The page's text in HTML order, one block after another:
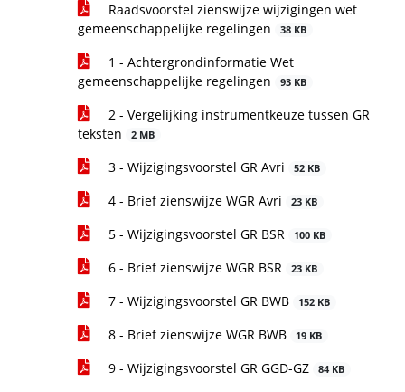
Raadsvoorstel zienswijze wijzigingen wet
gemeenschappelijke regelingen
38 KB
1 - Achtergrondinformatie Wet
gemeenschappelijke regelingen
93 KB
2 - Vergelijking instrumentkeuze tussen GR
teksten
2 MB
3 - Wijzigingsvoorstel GR Avri 52 KB
4 - Brief zienswijze WGR Avri 23 KB
5 - Wijzigingsvoorstel GR BSR 100 KB
6 - Brief zienswijze WGR BSR 23 KB
7 - Wijzigingsvoorstel GR BWB 152 KB
8 - Brief zienswijze WGR BWB 19 KB
9 - Wijzigingsvoorstel GR GGD-GZ 84 KB